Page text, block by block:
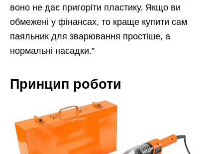
воно не дає пригоріти пластику. Якщо ви
обмежені у фінансах, то краще купити сам
паяльник для зварювання простіше, а
нормальні насадки.”
Принцип роботи